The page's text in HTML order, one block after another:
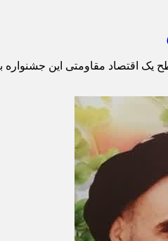
یک اقتصاد مقاومتی این